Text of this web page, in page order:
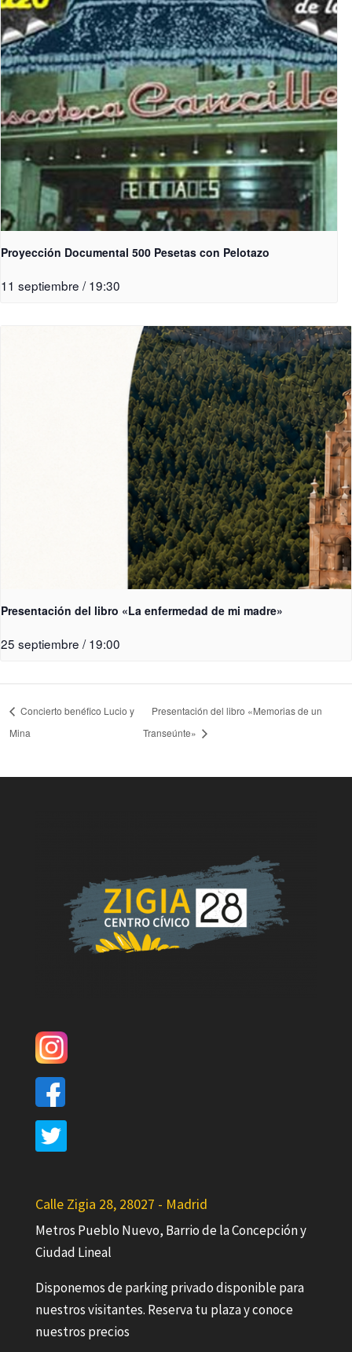
Proyección Documental 500 Pesetas con Pelotazo
11 septiembre / 19:30
Presentación del libro «La enfermedad de mi madre»
25 septiembre / 19:00
Concierto benéfico Lucio y
Mina
Presentación del libro «Memorias de un
Transeúnte»
Calle Zigia 28, 28027 - Madrid
Metros Pueblo Nuevo, Barrio de la Concepción y
Ciudad Lineal
Disponemos de parking privado disponible para
nuestros visitantes. Reserva tu plaza y conoce
nuestros precios